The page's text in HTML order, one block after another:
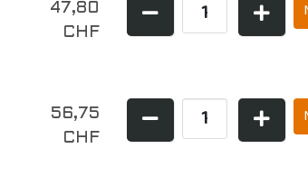
47,80
CHF
56,75
CHF